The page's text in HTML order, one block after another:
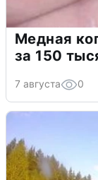
Медная
за 150
7 августа 0